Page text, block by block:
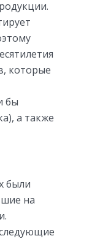
которые
бы
а также
были
на